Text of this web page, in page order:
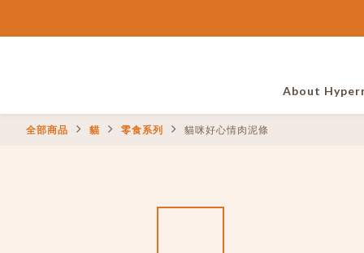
About
全部商品 貓 零食系列 貓咪好心情肉泥條